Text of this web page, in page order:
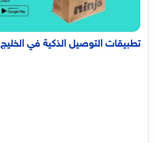
تطبيقات التوصيل الذكية في الخليج